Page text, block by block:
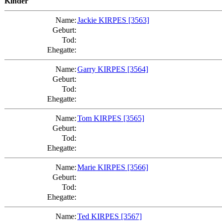
Name:Jackie KIRPES [3563]
Geburt:
Tod:
Ehegatte:
Name:Garry KIRPES [3564]
Geburt:
Tod:
Ehegatte:
Name:Tom KIRPES [3565]
Geburt:
Tod:
Ehegatte:
Name:Marie KIRPES [3566]
Geburt:
Tod:
Ehegatte:
Name:Ted KIRPES [3567]